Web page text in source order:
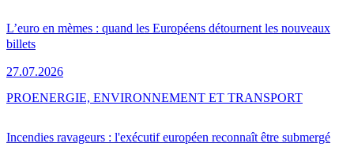
L’euro en mèmes : quand les Européens détournent les nouveaux
billets
27.07.2026
Incendies ravageurs : l'exécutif européen reconnaît être submergé
PROENERGIE, ENVIRONNEMENT ET TRANSPORT